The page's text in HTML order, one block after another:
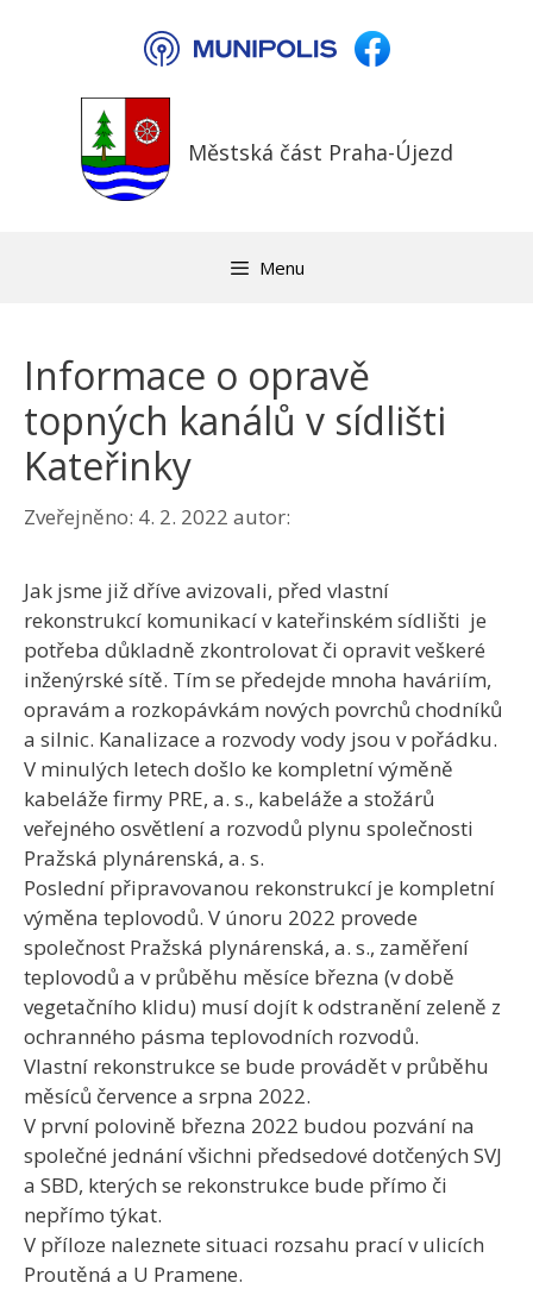
Městská část Praha-Újezd
Menu
Informace o opravě
topných kanálů v sídlišti
Kateřinky
Zveřejněno: 4. 2. 2022 autor:
Jak jsme již dříve avizovali, před vlastní
rekonstrukcí komunikací v kateřinském sídlišti je
potřeba důkladně zkontrolovat či opravit veškeré
inženýrské sítě. Tím se předejde mnoha haváriím,
opravám a rozkopávkám nových povrchů chodníků
a silnic. Kanalizace a rozvody vody jsou v pořádku.
V minulých letech došlo ke kompletní výměně
kabeláže firmy PRE, a. s., kabeláže a stožárů
veřejného osvětlení a rozvodů plynu společnosti
Pražská plynárenská, a. s.
Poslední připravovanou rekonstrukcí je kompletní
výměna teplovodů. V únoru 2022 provede
společnost Pražská plynárenská, a. s., zaměření
teplovodů a v průběhu měsíce března (v době
vegetačního klidu) musí dojít k odstranění zeleně z
ochranného pásma teplovodních rozvodů.
Vlastní rekonstrukce se bude provádět v průběhu
měsíců července a srpna 2022.
V první polovině března 2022 budou pozvání na
společné jednání všichni předsedové dotčených SVJ
a SBD, kterých se rekonstrukce bude přímo či
nepřímo týkat.
V příloze naleznete situaci rozsahu prací v ulicích
Proutěná a U Pramene.